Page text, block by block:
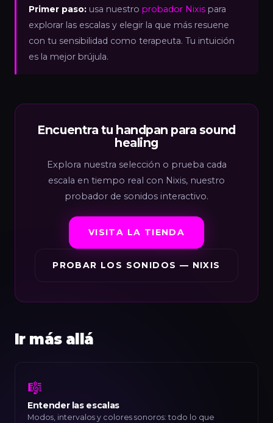
Primer paso: usa nuestro probador Nixis para
explorar las escalas y elegir la que más resuene
con tu sensibilidad como terapeuta. Tu intuición
es la mejor brújula.
Encuentra tu handpan para sound
healing
Explora nuestra selección o prueba cada
escala en tiempo real con Nixis, nuestro
probador de sonidos interactivo.
VISITA LA TIENDA
PROBAR LOS SONIDOS — NIXIS
Ir más allá
🎼
Entender las escalas
Modos, intervalos y colores sonoros: todo lo que